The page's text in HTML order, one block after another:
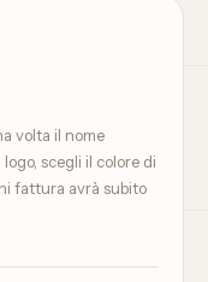
volta il nome
scegli il colore di
fattura avrà subito